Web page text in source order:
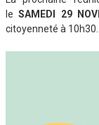
leSAMEDI 29
citoyenneté à 10h30.